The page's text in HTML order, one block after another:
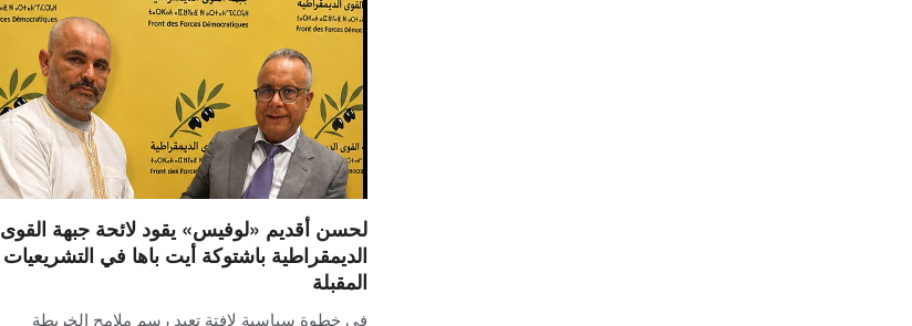
لحسن أقديم «لوفيس» يقود لائحة جبهة القوى
الديمقراطية باشتوكة أيت باها في التشريعيات
المقبلة
في خطوة سياسية لافتة تعيد رسم ملامح الخريطة